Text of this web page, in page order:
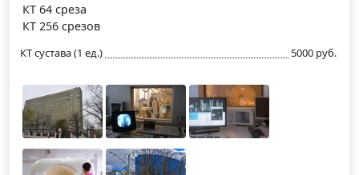
КТ 64 среза
КТ 256 срезов
КТ сустава (1 ед.) 5000 руб.